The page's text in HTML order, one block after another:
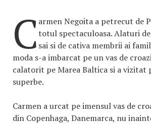
C armen Negoita a petrecut de
totul spectaculoasa. Alaturi
sai si de cativa membrii ai
moda s-a imbarcat pe un vas de
calatorit pe Marea Baltica si a vizitat
superbe.
Carmen a urcat pe imensul vas de
din Copenhaga, Danemarca, nu